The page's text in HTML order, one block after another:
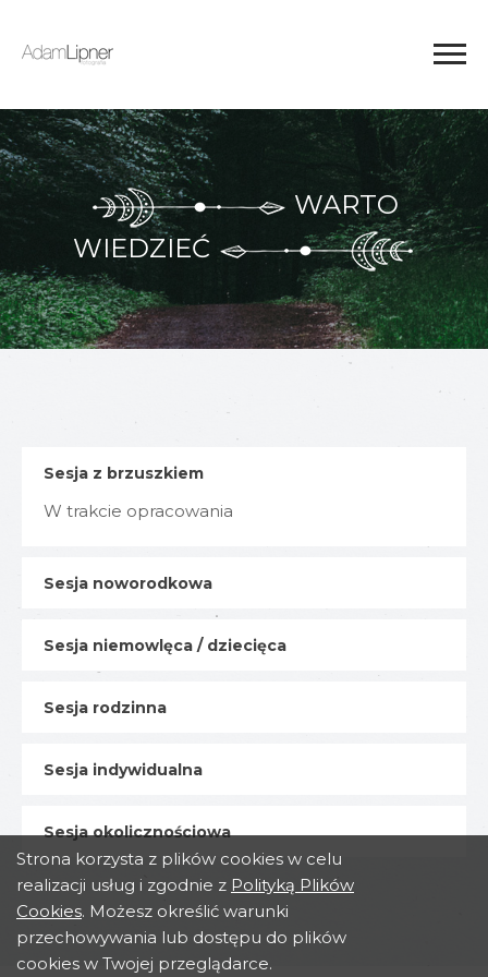
Strona korzysta z plików cookies w celu
realizacji usług i zgodnie z Polityką Plików
Cookies. Możesz określić warunki
przechowywania lub dostępu do plików
cookies w Twojej przeglądarce.
WARTO
WIEDZIEĆ
Sesja z brzuszkiem
W trakcie opracowania
Sesja noworodkowa
Sesja niemowlęca / dziecięca
Sesja rodzinna
Sesja indywidualna
Sesja okolicznościowa